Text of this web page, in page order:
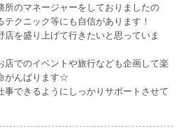
所のマネージャーをしておりましたの
クニック等にも自信があります！
店を盛り上げて行きたいと思っていま
店でのイベントや旅行なども企画して楽
がんばります☆
事できるようにしっかりサポートさせて